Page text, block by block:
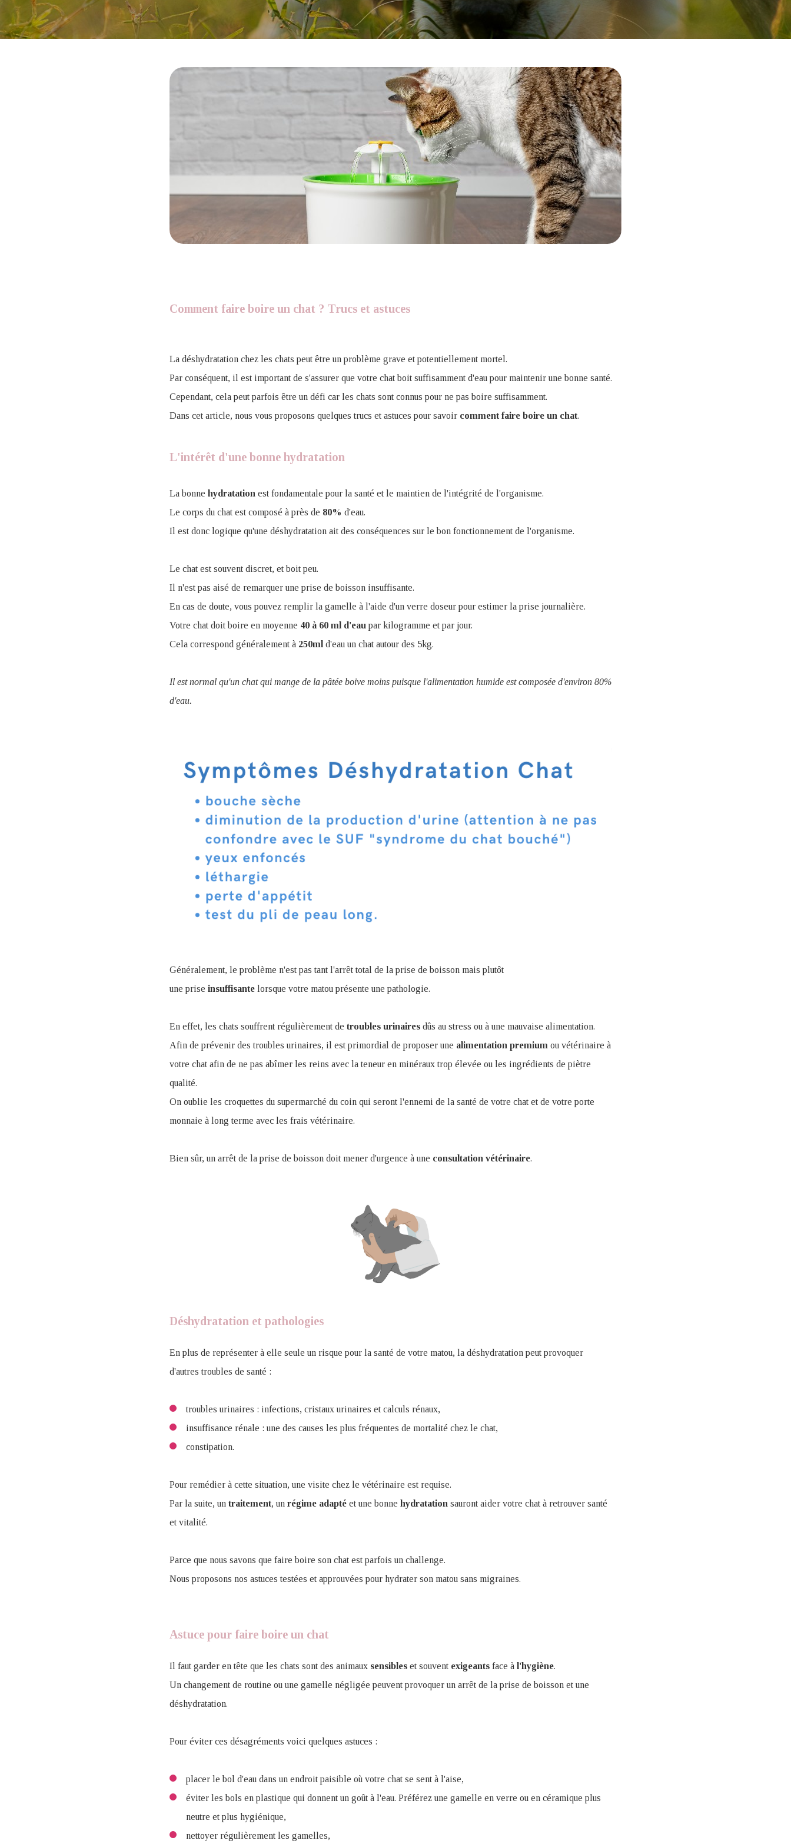
Comment faire boire un chat ? Trucs et astuces
La déshydratation chez les chats peut être un problème grave et potentiellement mortel.
Par conséquent, il est important de s'assurer que votre chat boit suffisamment d'eau pour maintenir une bonne santé.
Cependant, cela peut parfois être un défi car les chats sont connus pour ne pas boire suffisamment.
Dans cet article, nous vous proposons quelques trucs et astuces pour savoir comment faire boire un chat.
L'intérêt d'une bonne hydratation
La bonne hydratation est fondamentale pour la santé et le maintien de l'intégrité de l'organisme.
Le corps du chat est composé à près de 80% d'eau.
Il est donc logique qu'une déshydratation ait des conséquences sur le bon fonctionnement de l'organisme.
Le chat est souvent discret, et boit peu.
Il n'est pas aisé de remarquer une prise de boisson insuffisante.
En cas de doute, vous pouvez remplir la gamelle à l'aide d'un verre doseur pour estimer la prise journalière.
Votre chat doit boire en moyenne 40 à 60 ml d'eau par kilogramme et par jour.
Cela correspond généralement à 250ml d'eau un chat autour des 5kg.
Il est normal qu'un chat qui mange de la pâtée boive moins puisque l'alimentation humide est composée d'environ 80%
d'eau.
Généralement, le problème n'est pas tant l'arrêt total de la prise de boisson mais plutôt
une prise insuffisante lorsque votre matou présente une pathologie.
En effet, les chats souffrent régulièrement de troubles urinaires dûs au stress ou à une mauvaise alimentation.
Afin de prévenir des troubles urinaires, il est primordial de proposer une alimentation premium ou vétérinaire à
votre chat afin de ne pas abîmer les reins avec la teneur en minéraux trop élevée ou les ingrédients de piètre
qualité.
On oublie les croquettes du supermarché du coin qui seront l'ennemi de la santé de votre chat et de votre porte
monnaie à long terme avec les frais vétérinaire.
Bien sûr, un arrêt de la prise de boisson doit mener d'urgence à une consultation vétérinaire.
Déshydratation et pathologies
En plus de représenter à elle seule un risque pour la santé de votre matou, la déshydratation peut provoquer
d'autres troubles de santé :
troubles urinaires : infections, cristaux urinaires et calculs rénaux,
insuffisance rénale : une des causes les plus fréquentes de mortalité chez le chat,
constipation.
Pour remédier à cette situation, une visite chez le vétérinaire est requise.
Par la suite, un traitement, un régime adapté et une bonne hydratation sauront aider votre chat à retrouver santé
et vitalité.
Parce que nous savons que faire boire son chat est parfois un challenge.
Nous proposons nos astuces testées et approuvées pour hydrater son matou sans migraines.
Astuce pour faire boire un chat
Il faut garder en tête que les chats sont des animaux sensibles et souvent exigeants face à l'hygiène.
Un changement de routine ou une gamelle négligée peuvent provoquer un arrêt de la prise de boisson et une
déshydratation.
Pour éviter ces désagréments voici quelques astuces :
placer le bol d'eau dans un endroit paisible où votre chat se sent à l'aise,
éviter les bols en plastique qui donnent un goût à l'eau. Préférez une gamelle en verre ou en céramique plus
neutre et plus hygiénique,
nettoyer régulièrement les gamelles,